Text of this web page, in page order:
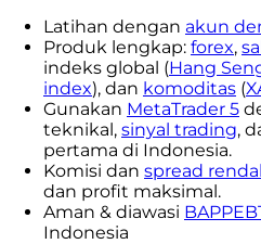
Latihan dengan akun
Produk lengkap: forex,
indeks global (Hang
index), dan komoditas (
Gunakan MetaTrader 5
teknikal, sinyal trading,
pertama di Indonesia.
Komisi dan spread
dan profit maksimal.
Aman & diawasi
Indonesia